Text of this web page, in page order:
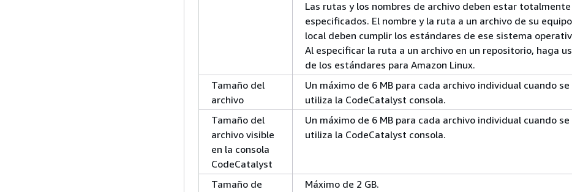
Las rutas y los nombres de archivo deben estar totalmente
especificados. El nombre y la ruta a un archivo de su equipo
local deben cumplir los estándares de ese sistema
Al especificar la ruta a un archivo en un repositorio, haga
de los estándares para Amazon Linux.
Tamaño del
archivo
Un máximo de 6 MB para cada archivo individual cuando se
utiliza la CodeCatalyst consola.
Tamaño del
archivo visible
en la consola
CodeCatalyst
Un máximo de 6 MB para cada archivo individual cuando se
utiliza la CodeCatalyst consola.
Tamaño de
Máximo de 2 GB.